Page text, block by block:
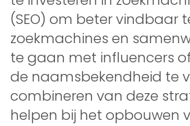
(SEO) om beter vindbaar
zoekmachines en
te gaan met influencers
de naamsbekendheid te
combineren van deze
helpen bij het opbouwen